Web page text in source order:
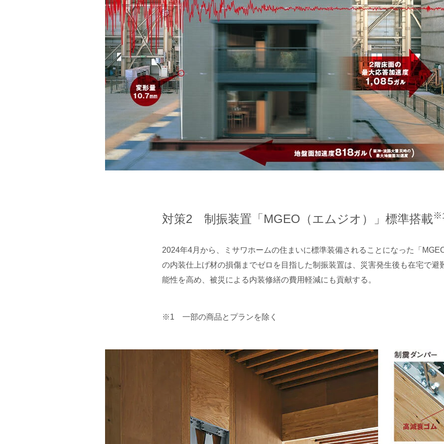
対策2 制振装置「MGEO（エムジオ）」標準搭載
2024年4月から、ミサワホームの住まいに標準装備されることになった「
の内装仕上げ材の損傷までゼロを目指した制振装置は、災害発生後も在宅で避
能性を高め、被災による内装修繕の費用軽減にも貢献する。
※1 一部の商品とプランを除く